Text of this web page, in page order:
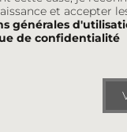
et accepter
générales
de confidentialité